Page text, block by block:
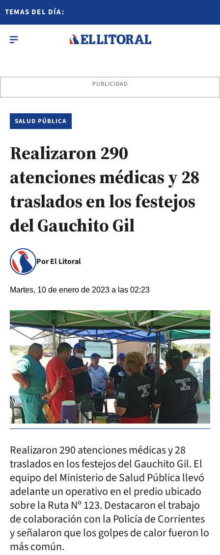
TEMAS DEL DÍA:
PUBLICIDAD
SALUD PÚBLICA
Realizaron 290
atenciones médicas y 28
traslados en los festejos
del Gauchito Gil
Por El Litoral
Martes, 10 de enero de 2023 a las 02:23
Realizaron 290 atenciones médicas y 28
traslados en los festejos del Gauchito Gil. El
equipo del Ministerio de Salud Pública llevó
adelante un operativo en el predio ubicado
sobre la Ruta Nº 123. Destacaron el trabajo
de colaboración con la Policía de Corrientes
y señalaron que los golpes de calor fueron lo
más común.